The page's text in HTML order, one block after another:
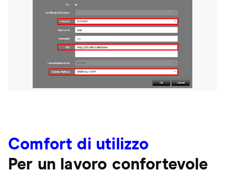
Comfort di utilizzo
Per un lavoro confortevole